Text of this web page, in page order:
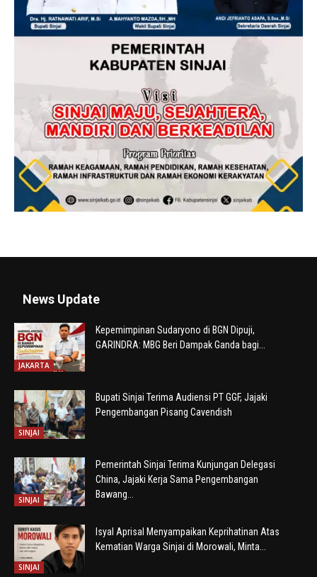
News Update
JAKARTA
Kepemimpinan Sudaryono di BGN Dipuji,
GARINDRA: MBG Beri Dampak Ganda bagi...
SINJAI
Bupati Sinjai Terima Audiensi PT GGF, Jajaki
Pengembangan Pisang Cavendish
SINJAI
Pemerintah Sinjai Terima Kunjungan Delegasi
China, Jajaki Kerja Sama Pengembangan
Bawang...
SINJAI
Isyal Aprisal Menyampaikan Keprihatinan Atas
Kematian Warga Sinjai di Morowali, Minta...